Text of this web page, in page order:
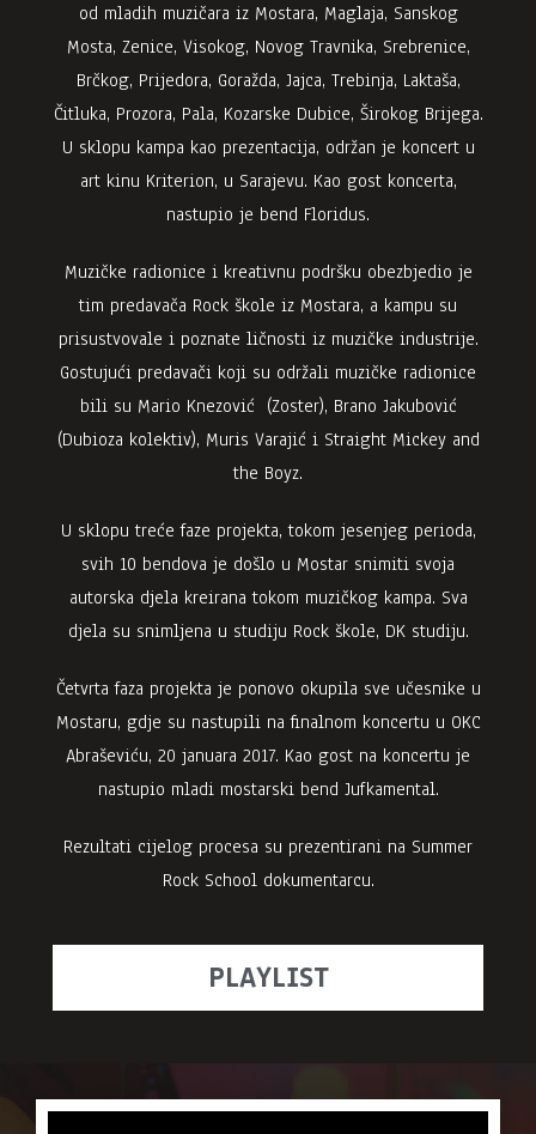
od mladih muzičara iz Mostara, Maglaja, Sanskog
Mosta, Zenice, Visokog, Novog Travnika, Srebrenice,
Brčkog, Prijedora, Goražda, Jajca, Trebinja, Laktaša,
Čitluka, Prozora, Pala, Kozarske Dubice, Širokog Brijega.
U sklopu kampa kao prezentacija, održan je koncert u
art kinu Kriterion, u Sarajevu. Kao gost koncerta,
nastupio je bend Floridus.
Muzičke radionice i kreativnu podršku obezbjedio je
tim predavača Rock škole iz Mostara, a kampu su
prisustvovale i poznate ličnosti iz muzičke industrije.
Gostujući predavači koji su održali muzičke radionice
bili su Mario Knezović (Zoster), Brano Jakubović
(Dubioza kolektiv), Muris Varajić i Straight Mickey and
the Boyz.
U sklopu treće faze projekta, tokom jesenjeg perioda,
svih 10 bendova je došlo u Mostar snimiti svoja
autorska djela kreirana tokom muzičkog kampa. Sva
djela su snimljena u studiju Rock škole, DK studiju.
Četvrta faza projekta je ponovo okupila sve učesnike u
Mostaru, gdje su nastupili na finalnom koncertu u OKC
Abraševiću, 20 januara 2017. Kao gost na koncertu je
nastupio mladi mostarski bend Jufkamental.
Rezultati cijelog procesa su prezentirani na Summer
Rock School dokumentarcu.
PLAYLIST